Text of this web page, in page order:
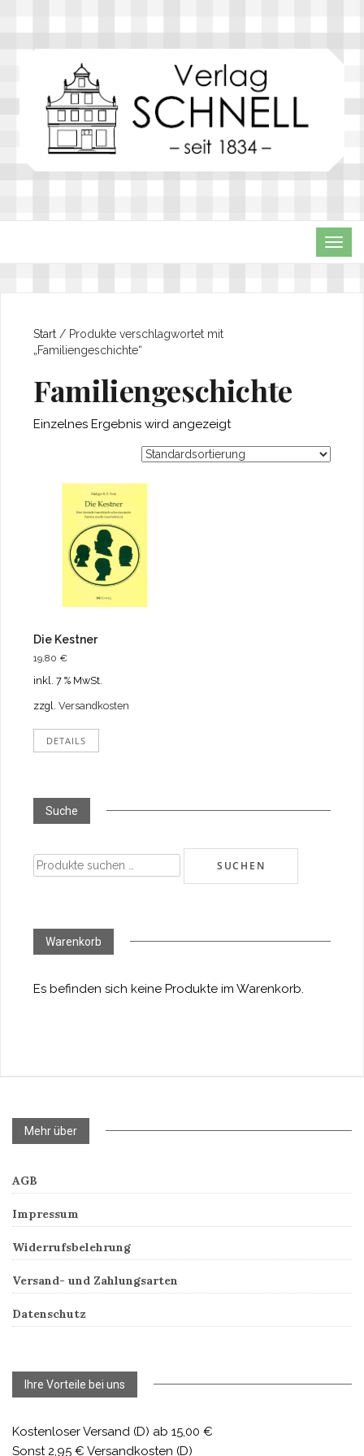
Start / Produkte verschlagwortet mit
„Familiengeschichte“
Familiengeschichte
Einzelnes Ergebnis wird angezeigt
Die Kestner
19,80 €
inkl. 7 % MwSt.
zzgl. Versandkosten
DETAILS
Suche
Suchen
nach:
SUCHEN
Warenkorb
Es befinden sich keine Produkte im Warenkorb.
Mehr über
AGB
Impressum
Widerrufsbelehrung
Versand- und Zahlungsarten
Datenschutz
Ihre Vorteile bei uns
Kostenloser Versand (D) ab 15,00 €
Sonst 2,95 € Versandkosten (D)